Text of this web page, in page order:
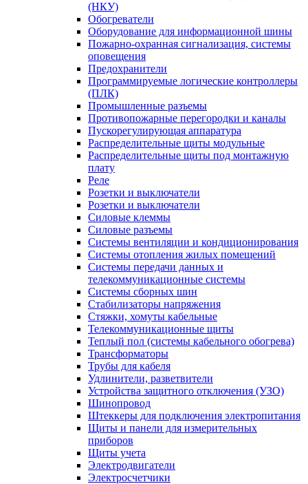
(НКУ)
Обогреватели
Оборудование для информационной шины
Пожарно-охранная сигнализация, системы
оповещения
Предохранители
Программируемые логические контроллеры
(ПЛК)
Промышленные разъемы
Противопожарные перегородки и каналы
Пускорегулирующая аппаратура
Распределительные щиты модульные
Распределительные щиты под монтажную
плату
Реле
Розетки и выключатели
Розетки и выключатели
Силовые клеммы
Силовые разъемы
Системы вентиляции и кондиционирования
Системы отопления жилых помещений
Системы передачи данных и
телекоммуникационные системы
Системы сборных шин
Стабилизаторы напряжения
Стяжки, хомуты кабельные
Телекоммуникационные щиты
Теплый пол (системы кабельного обогрева)
Трансформаторы
Трубы для кабеля
Удлинители, разветвители
Устройства защитного отключения (УЗО)
Шинопровод
Штеккеры для подключения электропитания
Щиты и панели для измерительных
приборов
Щиты учета
Электродвигатели
Электросчетчики